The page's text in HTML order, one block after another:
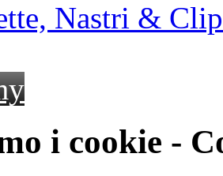
Nastri &
i cookie -